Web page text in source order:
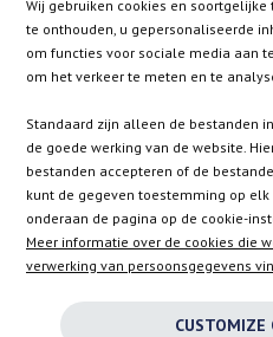
info@turbochargers-shop.com
VOOR
Wij gebruiken cookies en
te onthouden, u gepersonaliseerde
om functies voor sociale media aan
om het verkeer te meten en te
Standaard zijn alleen de bestanden
de goede werking van de website.
bestanden accepteren of de
kunt de gegeven toestemming op
onderaan de pagina op de cookie-
Meer informatie over de cookies die
verwerking van persoonsgegevens
CUSTOMIZE